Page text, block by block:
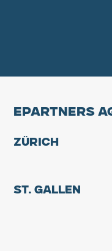
EPARTNERS
Zürich
St. Gallen